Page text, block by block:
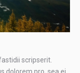
scripserit.
dolorem pro, sea ei